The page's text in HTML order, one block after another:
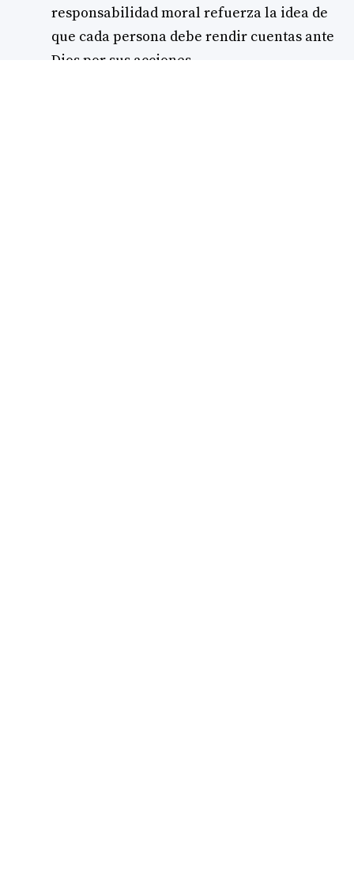
responsabilidad moral refuerza la idea de
que cada persona debe rendir cuentas ante
Dios por sus acciones.